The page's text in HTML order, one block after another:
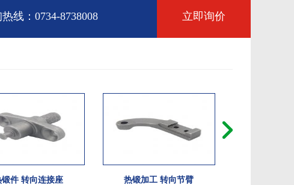
线：0734-8738008 立即询价
锻件 转向连接座 热锻加工 转向节臂